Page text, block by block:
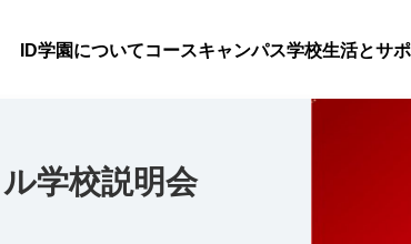
ID学園についてコースキャンパス学校生活とサ
学校説明会